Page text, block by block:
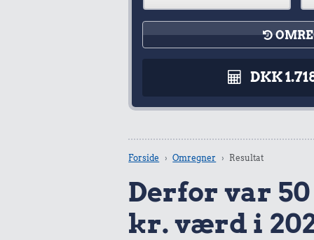
DKK
Forside Omregner Resultat
Derfor var 50
kr. værd i